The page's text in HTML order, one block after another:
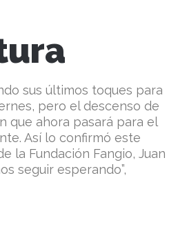
sus últimos toques para
pero el descenso de
que ahora pasará para el
Así lo confirmó este
la Fundación Fangio, Juan
seguir esperando”,